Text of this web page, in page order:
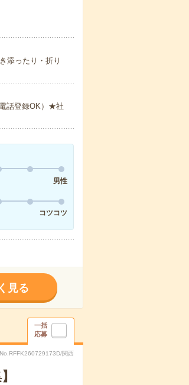
添ったり・折り
話登録OK）★社
男性
コツコツ
見る
一括
応募
No.RFFK260729173D/関西